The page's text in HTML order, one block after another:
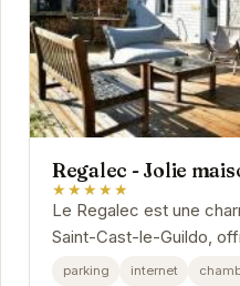
Regalec - Jolie
★★★★★
Le Regalec est une
Saint-Cast-le-Guildo,
des vacances
parking internet